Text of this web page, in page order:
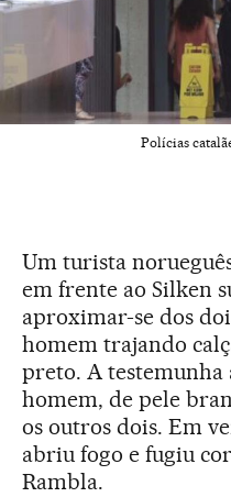
Polícias
Um turista
em frente ao Silken
aproximar-se dos
homem trajando
preto. A testemunha
homem, de pele
os outros dois. Em
abriu fogo e fugiu
Rambla.